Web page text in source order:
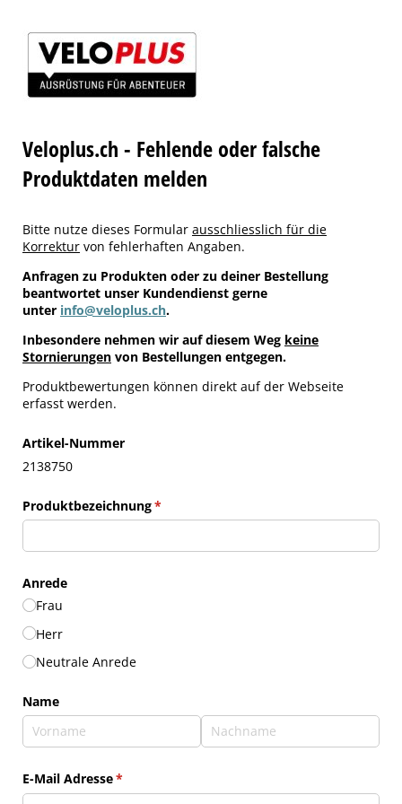
Veloplus.ch - Fehlende oder falsche
Produktdaten melden
Bitte nutze dieses Formular ausschliesslich für die
Korrektur von fehlerhaften Angaben.
Anfragen zu Produkten oder zu deiner Bestellung
beantwortet unser Kundendienst gerne
unter info@veloplus.ch.
Inbesondere nehmen wir auf diesem Weg keine
Stornierungen von Bestellungen entgegen.
Produktbewertungen können direkt auf der Webseite
erfasst werden.
Artikel-Nummer
2138750
Produktbezeichnung*
(erforderlich)
Anrede
Frau
Herr
Neutrale Anrede
Name
E-Mail Adresse*
(erforderlich)